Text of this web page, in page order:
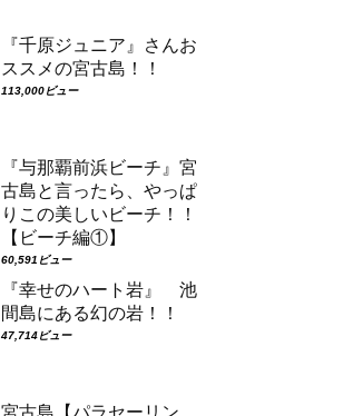
『千原ジュニア』さんお
ススメの宮古島！！
113,000ビュー
『与那覇前浜ビーチ』宮
古島と言ったら、やっぱ
りこの美しいビーチ！！
【ビーチ編①】
60,591ビュー
『幸せのハート岩』 池
間島にある幻の岩！！
47,714ビュー